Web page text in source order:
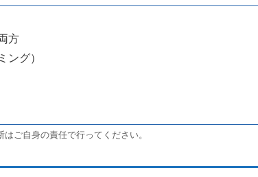
方
ング）
ご自身の責任で行ってください。